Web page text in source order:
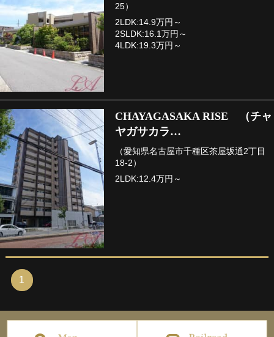
25）
2LDK:14.9万円～
2SLDK:16.1万円～
4LDK:19.3万円～
CHAYAGASAKA RISE （チャ
ヤガサカラ…
（愛知県名古屋市千種区茶屋坂通2丁目
18-2）
2LDK:12.4万円～
1